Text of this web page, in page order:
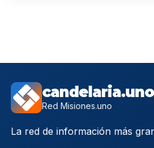
candelaria.uno
Red Misiones.uno
La red de información más